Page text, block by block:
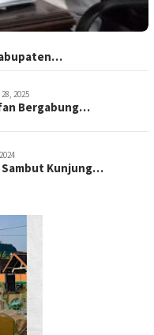
2025
Bergabung…
Sambut Kunjung…